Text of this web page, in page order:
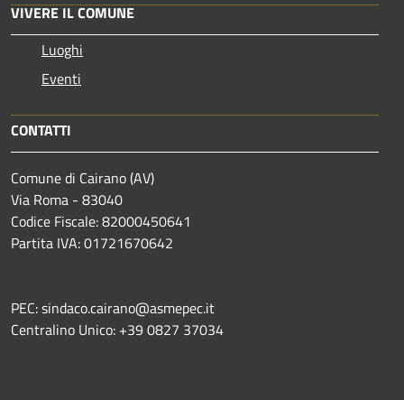
VIVERE IL COMUNE
Luoghi
Eventi
CONTATTI
Comune di Cairano (AV)
Via Roma - 83040
Codice Fiscale: 82000450641
Partita IVA: 01721670642
PEC: sindaco.cairano@asmepec.it
Centralino Unico: +39 0827 37034